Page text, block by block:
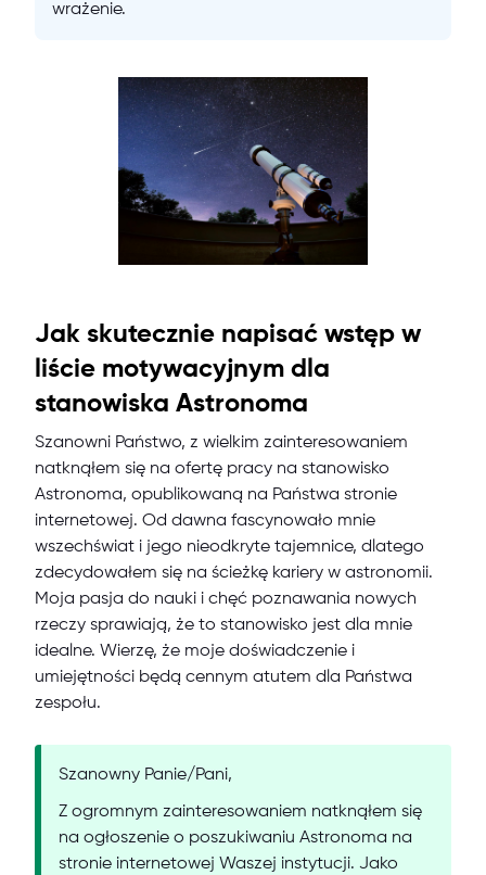
wrażenie.
Jak skutecznie napisać wstęp w
liście motywacyjnym dla
stanowiska Astronoma
Szanowni Państwo, z wielkim zainteresowaniem
natknąłem się na ofertę pracy na stanowisko
Astronoma, opublikowaną na Państwa stronie
internetowej. Od dawna fascynowało mnie
wszechświat i jego nieodkryte tajemnice, dlatego
zdecydowałem się na ścieżkę kariery w astronomii.
Moja pasja do nauki i chęć poznawania nowych
rzeczy sprawiają, że to stanowisko jest dla mnie
idealne. Wierzę, że moje doświadczenie i
umiejętności będą cennym atutem dla Państwa
zespołu.
Szanowny Panie/Pani,
Z ogromnym zainteresowaniem natknąłem się
na ogłoszenie o poszukiwaniu Astronoma na
stronie internetowej Waszej instytucji. Jako